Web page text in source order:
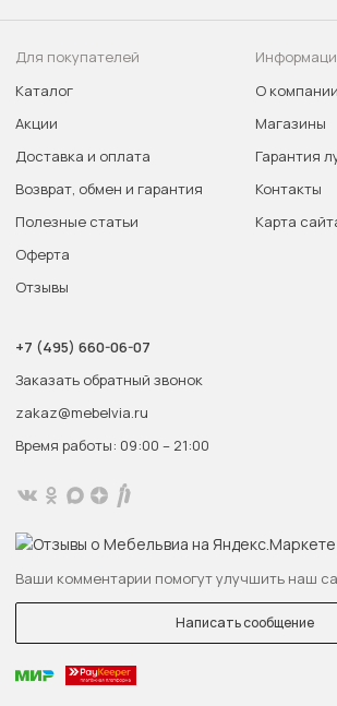
Для покупателей
Каталог
Акции
Доставка и оплата
Возврат, обмен и гарантия
Полезные статьи
Оферта
Отзывы
О компании
Магазины
Гарантия
Контакты
Карта
+7 (495) 660-06-07
Заказать обратный звонок
zakaz@mebelvia.ru
Время работы: 09:00 – 21:00
Ваши комментарии помогут улучшить наш
Написать сообщение